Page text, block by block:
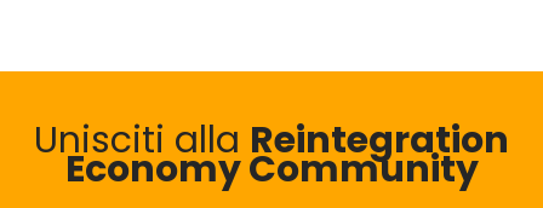
Unisciti alla Reintegration
Economy Community